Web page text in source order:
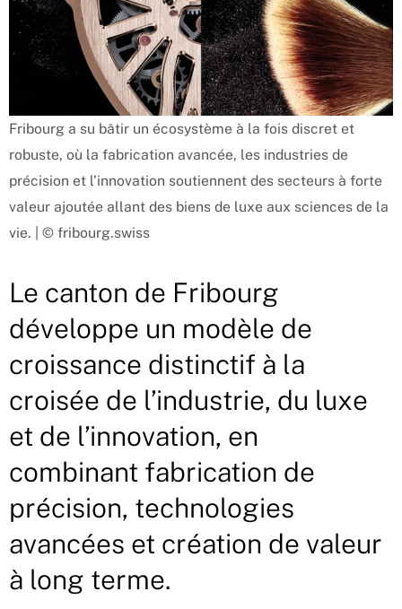
Fribourg a su bâtir un écosystème à la fois discret et
robuste, où la fabrication avancée, les industries de
précision et l’innovation soutiennent des secteurs à forte
valeur ajoutée allant des biens de luxe aux sciences de la
vie. | © fribourg.swiss
Le canton de Fribourg
développe un modèle de
croissance distinctif à la
croisée de l’industrie, du luxe
et de l’innovation, en
combinant fabrication de
précision, technologies
avancées et création de valeur
à long terme.